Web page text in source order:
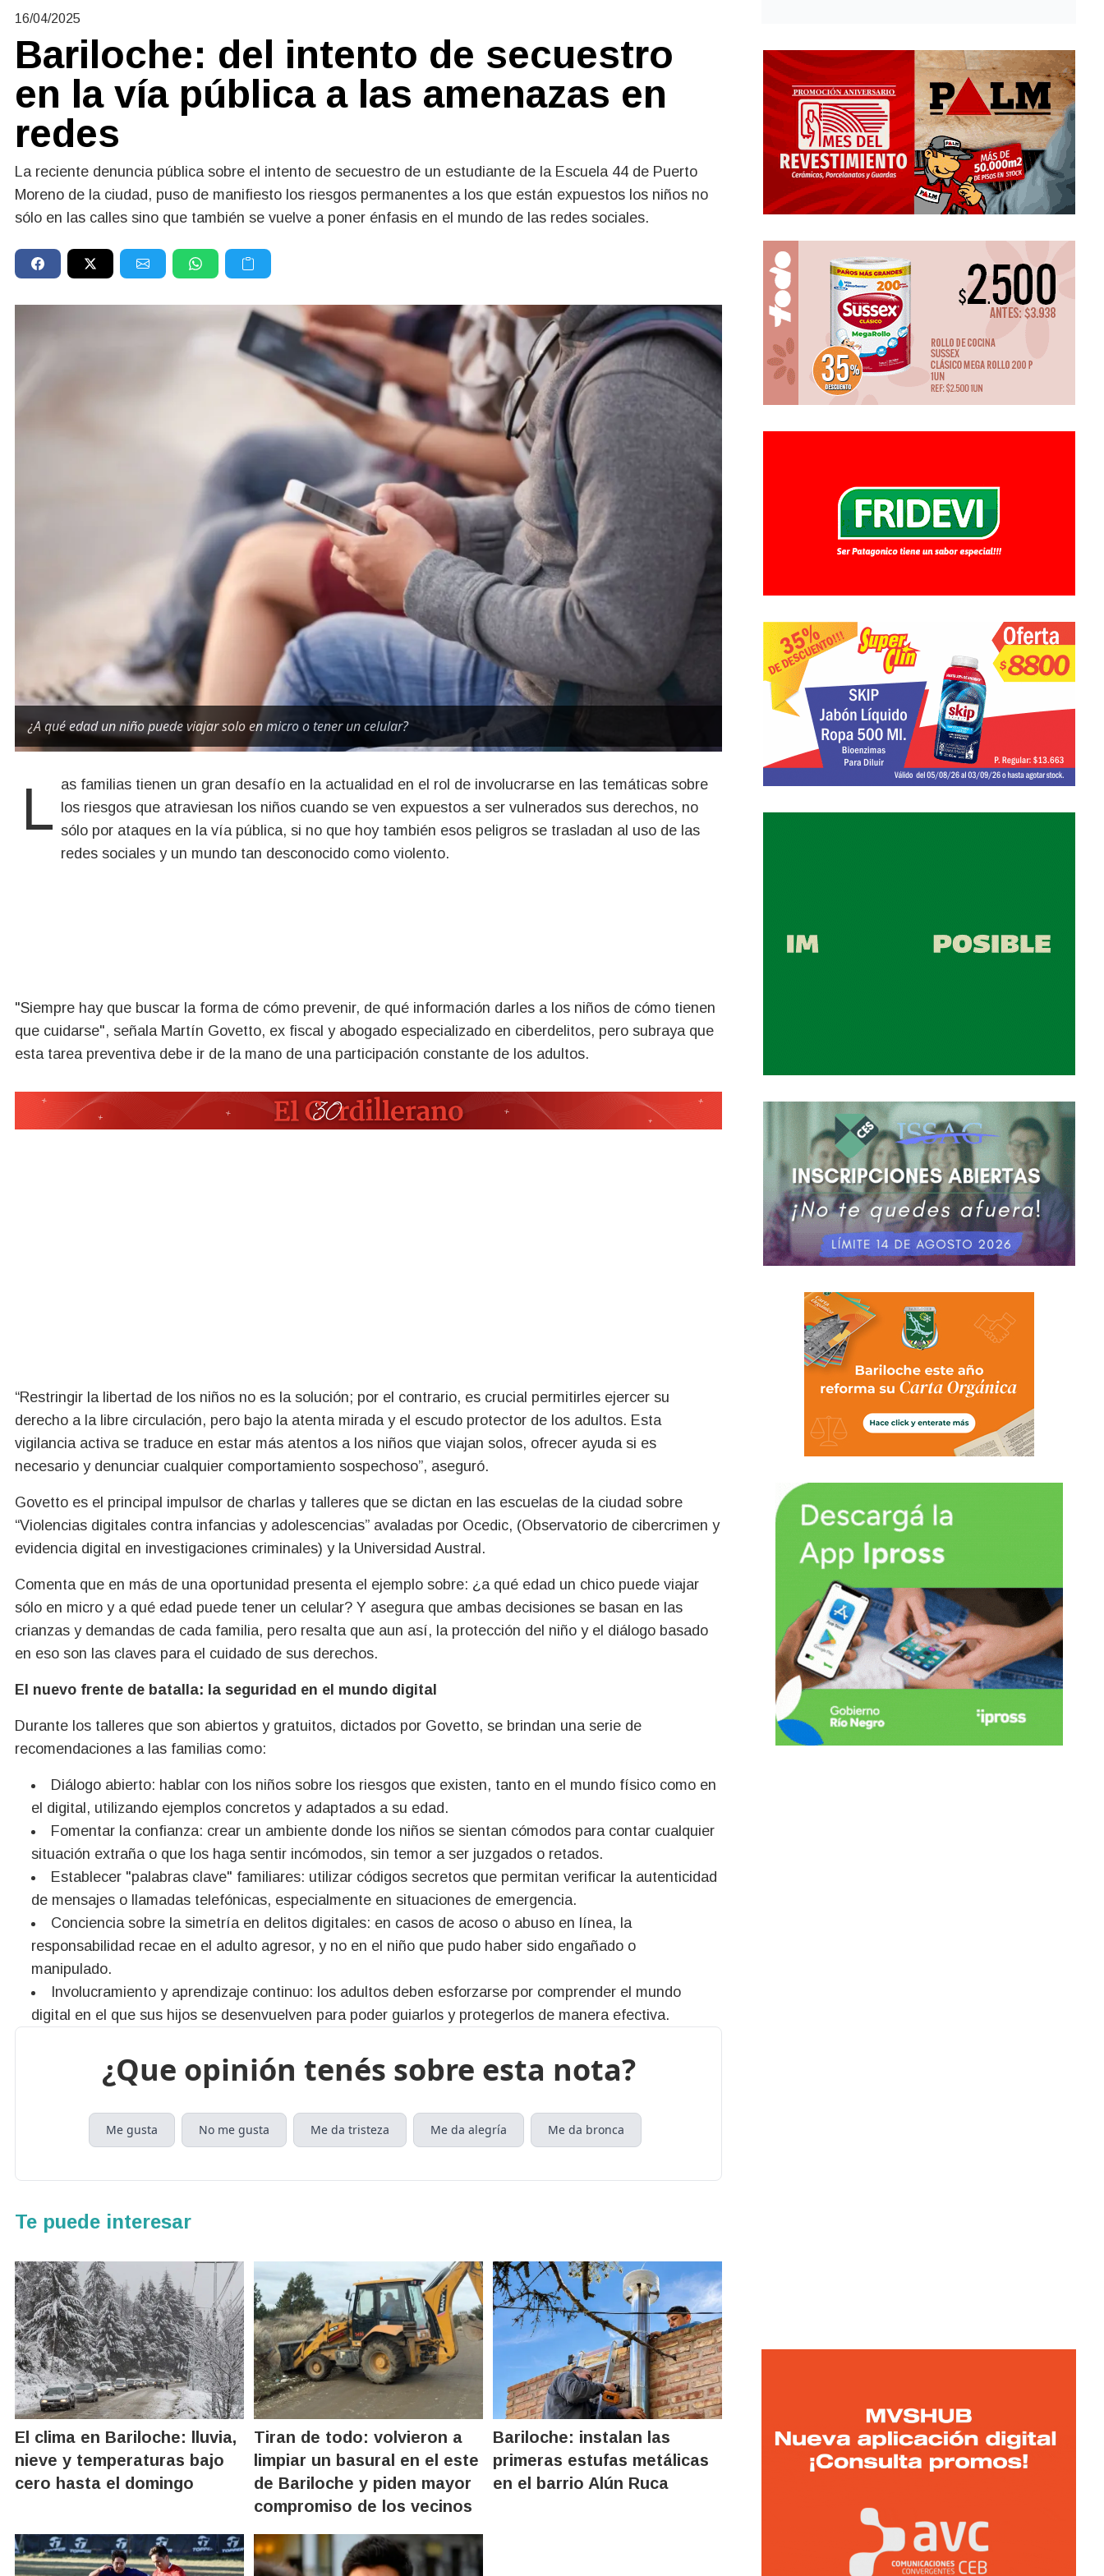
16/04/2025
Bariloche: del intento de secuestro
en la vía pública a las amenazas en
redes
La reciente denuncia pública sobre el intento de secuestro de un estudiante de la Escuela 44 de Puerto
Moreno de la ciudad, puso de manifiesto los riesgos permanentes a los que están expuestos los niños no
sólo en las calles sino que también se vuelve a poner énfasis en el mundo de las redes sociales.
¿A qué edad un niño puede viajar solo en micro o tener un celular?
Las familias tienen un gran desafío en la actualidad en el rol de involucrarse en las temáticas sobre los riesgos que atraviesan los niños cuando se ven expuestos a ser vulnerados sus derechos, no
sólo por ataques en la vía pública, si no que hoy también esos peligros se trasladan al uso de las
redes sociales y un mundo tan desconocido como violento.
"Siempre hay que buscar la forma de cómo prevenir, de qué información darles a los niños de cómo tienen
que cuidarse", señala Martín Govetto, ex fiscal y abogado especializado en ciberdelitos, pero subraya que
esta tarea preventiva debe ir de la mano de una participación constante de los adultos.
“Restringir la libertad de los niños no es la solución; por el contrario, es crucial permitirles ejercer su
derecho a la libre circulación, pero bajo la atenta mirada y el escudo protector de los adultos. Esta
vigilancia activa se traduce en estar más atentos a los niños que viajan solos, ofrecer ayuda si es
necesario y denunciar cualquier comportamiento sospechoso”, aseguró.
Govetto es el principal impulsor de charlas y talleres que se dictan en las escuelas de la ciudad sobre
“Violencias digitales contra infancias y adolescencias” avaladas por Ocedic, (Observatorio de cibercrimen y
evidencia digital en investigaciones criminales) y la Universidad Austral.
Comenta que en más de una oportunidad presenta el ejemplo sobre: ¿a qué edad un chico puede viajar
sólo en micro y a qué edad puede tener un celular? Y asegura que ambas decisiones se basan en las
crianzas y demandas de cada familia, pero resalta que aun así, la protección del niño y el diálogo basado
en eso son las claves para el cuidado de sus derechos.
El nuevo frente de batalla: la seguridad en el mundo digital
Durante los talleres que son abiertos y gratuitos, dictados por Govetto, se brindan una serie de
recomendaciones a las familias como:
Diálogo abierto: hablar con los niños sobre los riesgos que existen, tanto en el mundo físico como en
el digital, utilizando ejemplos concretos y adaptados a su edad.
Fomentar la confianza: crear un ambiente donde los niños se sientan cómodos para contar cualquier
situación extraña o que los haga sentir incómodos, sin temor a ser juzgados o retados.
Establecer "palabras clave" familiares: utilizar códigos secretos que permitan verificar la autenticidad
de mensajes o llamadas telefónicas, especialmente en situaciones de emergencia.
Conciencia sobre la simetría en delitos digitales: en casos de acoso o abuso en línea, la
responsabilidad recae en el adulto agresor, y no en el niño que pudo haber sido engañado o
manipulado.
Involucramiento y aprendizaje continuo: los adultos deben esforzarse por comprender el mundo
digital en el que sus hijos se desenvuelven para poder guiarlos y protegerlos de manera efectiva.
¿Que opinión tenés sobre esta nota?
Me gusta No me gusta Me da tristeza Me da alegría Me da bronca
Te puede interesar
El clima en Bariloche: lluvia,
nieve y temperaturas bajo
cero hasta el domingo
Tiran de todo: volvieron a
limpiar un basural en el este
de Bariloche y piden mayor
compromiso de los vecinos
Bariloche: instalan las
primeras estufas metálicas
en el barrio Alún Ruca